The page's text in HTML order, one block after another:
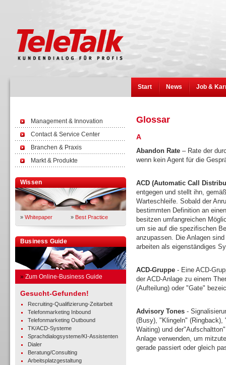
Start News Job &
Management & Innovation
Contact & Service Center
Branchen & Praxis
Markt & Produkte
Wissen
» Whitepaper » Best Practice
Business Guide
» Zum Online-Business Guide
Gesucht-Gefunden!
Recruiting-Qualifizierung-Zeitarbeit
Telefonmarketing Inbound
Telefonmarketing Outbound
TK/ACD-Systeme
Sprachdialogsysteme/KI-Assistenten
Dialer
Beratung/Consulting
Arbeitsplatzgestaltung
Glossar
A
Abandon Rate – Rate der
wenn kein Agent für die
ACD (Automatic Call
entgegen und stellt ihn,
Warteschleife. Sobald der
bestimmten Definition an
besitzen umfangreichen
um sie auf die spezifischen
anzupassen. Die Anlagen
arbeiten als eigenständiges
ACD-Gruppe - Eine ACD-
der ACD-Anlage zu einem
(Aufteilung) oder "Gate"
Advisory Tones -
(Busy), "Klingeln"
Waiting) und
Anlage verwenden, um
gerade passiert oder gleich